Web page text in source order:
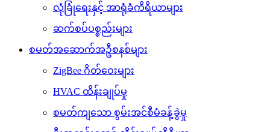
လုံခြုံရေးနှင့် အာရုံခံကိရိယာများ
ဆက်စပ်ပစ္စည်းများ
စမတ်အဆောက်အဦစနစ်များ
ZigBee ဂိတ်ဝေးများ
HVAC ထိန်းချုပ်မှု
စမတ်ကျသော စွမ်းအင်စီမံခန့်ခွဲမှု